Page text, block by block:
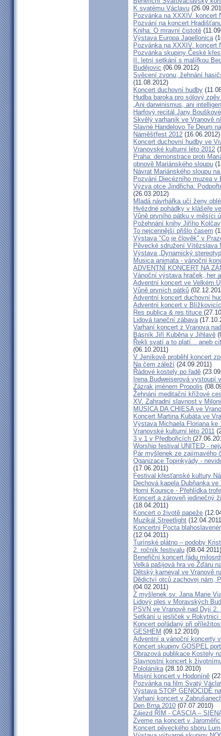
K svatému Václavu
Pozvánka na XXXIV. koncert
Pozvání na koncert
Kniha: O mravní čistotě
Výstava Europa Jagellonica
Pozvánka na XXXIV. koncert
Pozvánka skupiny České
II. letní setkání s malířkou
Budějovic (06.09.2012)
Svěcení zvonu, žehnání
(11.08.2012)
Koncert duchovní hudby
Hudba baroka pro sólový
„Ani darwinismus, ani
Harfový recitál Jany
Skvělý varhaník ve Vranově
Slavné Handelovo Te Deum
Náměšťfest 2012 (16.06.2012)
Koncert duchovní hudby ve
Vranovské kulturní léto 2012
Praha: demonstrace proti
obnově Mariánského sloupu
Návrat Mariánského sloupu
Pozvání Diecézního muzea v
Výzva otce Jindřicha:
(26.03.2012)
Mladá návrhářka učí ženy
Hvězdné pohádky v klášeře
Vůně prvního pátku v měsíci
Požehnání knihy Jiřího
To nejcennější přišlo časem
Výstava "Co je člověk" v
Pěvecké sdružení Vítězslava
Výstava „Dynamický
Musica animata - vánoční
ADVENTNÍ KONCERT NA
Vánoční výstava hraček, her
Adventní koncert ve Velkém
Vůně prvních pátků
Adventní koncert duchovní
Adventní koncert v
Res publica & res tituce
Lidová taneční zábava
Varhaní koncert z Vranova
Básník Jiří Kuběna v Jihlavě
Řekli svatí a to platí... aneb
(06.10.2011)
V Jeníkově proběhl koncert
Na čem záleží (24.09.2011)
Řádové kostely po řadě
Irena Budweiserová vystoupí
Zázrak jménem Propolis
Žehnání meditační křížové
XV. Zahradní slavnost v
MUSICA DA CHIESA ve
Koncert Martina Kubáta ve
Výstava Michaela Floriana ke
Vranovské kulturní léto 2011
3 v 1 v Předbořicích
Worship festival UNITED -
Pár myšlenek ze zajímavého
Oganizace Topinkyády -
(17.06.2011)
Festival křesťanské kultury
Dechová kapela Dubňanka
Horní Kounice - Přehlídka
Koncert a zároveň jedinečný
(18.04.2011)
Koncert o životě papeže
Muzikál Streetlight
Koncertní Pocta
(12.04.2011)
Turínské plátno – podoby
2. ročník festivalu (08.04.2011)
Benefiční koncert řádu
Velká pašijová hra ve Žďáru
Dětský karneval ve Vranově
Dědictví otců zachovej nám,
(04.02.2011)
Z myšlenek sv. Jana Marie
Lidový ples v Moravských
PSVN ve Vranově nad Dyjí 2.
Setkání u jesliček v Rokytnici
Koncert pořádaný při
GESHEM (09.12.2010)
Adventní a vánoční koncerty
Koncert skupiny GOSPEL port
Obrazová publikace Kostely
Slavnostní koncert k
Pololáníka(28.10.2010)
Misijní koncert v Hodoníně
Pozvánka na film Svatý
Výstava STOP GENOCIDĚ
Varhaní koncert v
Den Brna 2010 (07.07.2010)
Zájezd ŘÍM - CASCIA –
Zveme na koncert v
Koncert pěveckého sboru